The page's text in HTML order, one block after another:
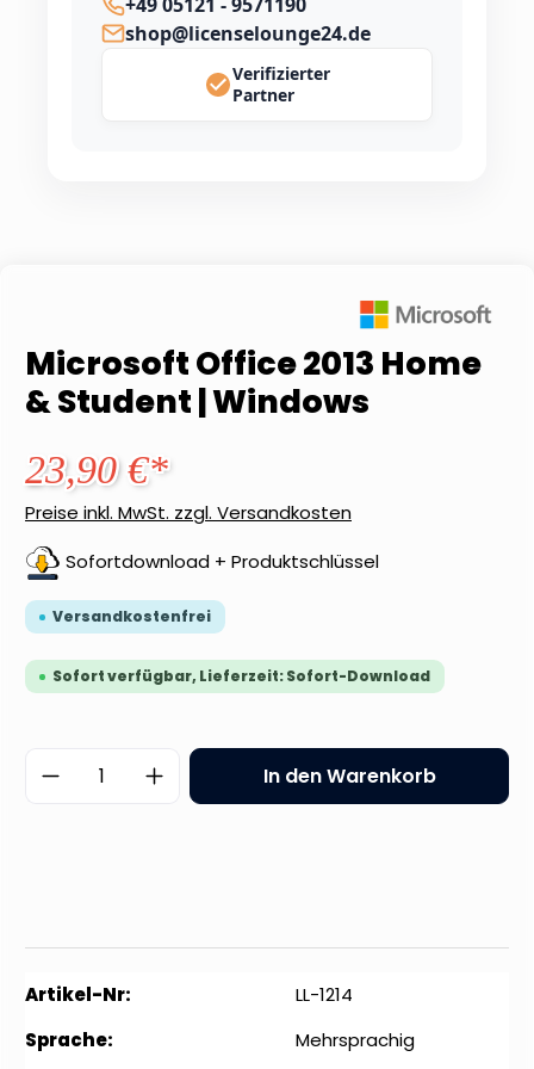
shop@licenselounge24.de
Verifizierter
Partner
Microsoft Office 2013 Home
& Student | Windows
23,90 €*
Preise inkl. MwSt. zzgl. Versandkosten
Sofortdownload + Produktschlüssel
Versandkostenfrei
Sofort verfügbar, Lieferzeit: Sofort-Download
Produkt Anzahl: Gib den
In den Warenkorb
Artikel-Nr:
LL-1214
Sprache:
Mehrsprachig